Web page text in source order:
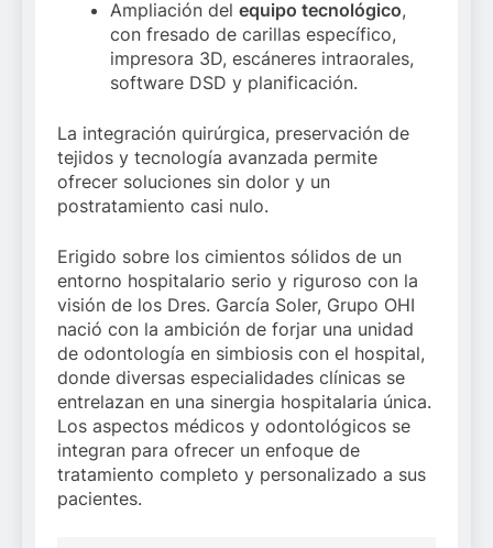
Ampliación del equipo tecnológico,
con fresado de carillas específico,
impresora 3D, escáneres intraorales,
software DSD y planificación.
La integración quirúrgica, preservación de
tejidos y tecnología avanzada permite
ofrecer soluciones sin dolor y un
postratamiento casi nulo.
Erigido sobre los cimientos sólidos de un
entorno hospitalario serio y riguroso con la
visión de los Dres. García Soler, Grupo OHI
nació con la ambición de forjar una unidad
de odontología en simbiosis con el hospital,
donde diversas especialidades clínicas se
entrelazan en una sinergia hospitalaria única.
Los aspectos médicos y odontológicos se
integran para ofrecer un enfoque de
tratamiento completo y personalizado a sus
pacientes.